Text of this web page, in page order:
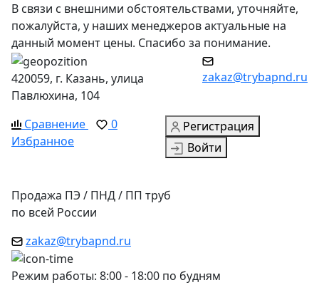
В связи с внешними обстоятельствами, уточняйте,
пожалуйста, у наших менеджеров актуальные на
данный момент цены. Спасибо за понимание.
420059, г. Казань, улица
Павлюхина, 104
zakaz@trybapnd.ru
Сравнение
0
Избранное
Регистрация
Войти
Продажа ПЭ / ПНД / ПП труб
по всей России
zakaz@trybapnd.ru
Режим работы: 8:00 - 18:00 по будням